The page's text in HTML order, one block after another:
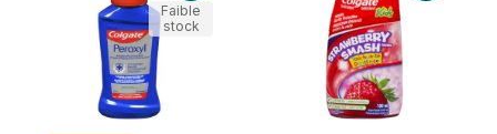
Faible
stock